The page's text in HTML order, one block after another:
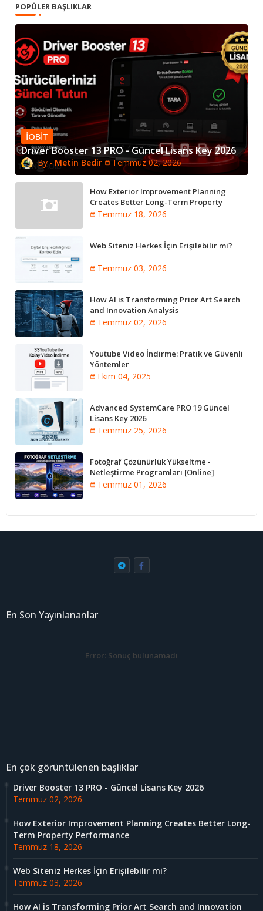
POPÜLER BAŞLIKLAR
IOBIT
Driver Booster 13 PRO - Güncel Lisans Key 2026
Metin Bedir Temmuz 02, 2026
How Exterior Improvement Planning
Creates Better Long-Term Property
Performance
Temmuz 18, 2026
Web Siteniz Herkes İçin Erişilebilir mi?
Temmuz 03, 2026
How AI is Transforming Prior Art Search
and Innovation Analysis
Temmuz 02, 2026
Youtube Video İndirme: Pratik ve Güvenli
Yöntemler
Ekim 04, 2025
Advanced SystemCare PRO 19 Güncel
Lisans Key 2026
Temmuz 25, 2026
Fotoğraf Çözünürlük Yükseltme -
Netleştirme Programları [Online]
Temmuz 01, 2026
En Son Yayınlananlar
Error: Sonuç bulunamadı
En çok görüntülenen başlıklar
Driver Booster 13 PRO - Güncel Lisans Key 2026
Temmuz 02, 2026
How Exterior Improvement Planning Creates Better Long-
Term Property Performance
Temmuz 18, 2026
Web Siteniz Herkes İçin Erişilebilir mi?
Temmuz 03, 2026
How AI is Transforming Prior Art Search and Innovation